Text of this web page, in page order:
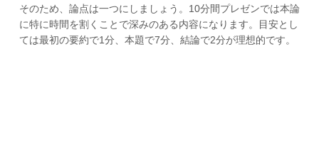
そのため、論点は一つにしましょう。10分間プレゼンでは本論
に特に時間を割くことで深みのある内容になります。目安とし
ては最初の要約で1分、本題で7分、結論で2分が理想的です。